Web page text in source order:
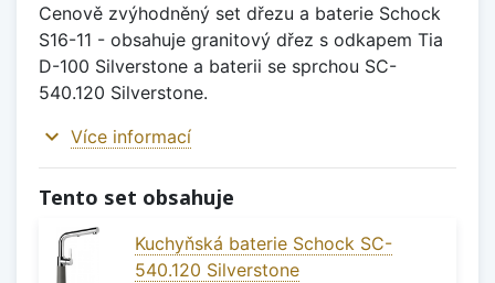
Cenově zvýhodněný set dřezu a baterie Schock
S16-11 - obsahuje granitový dřez s odkapem Tia
D-100 Silverstone a baterii se sprchou SC-
540.120 Silverstone.
expand_more Více informací
Tento set obsahuje
Kuchyňská baterie Schock SC-
540.120 Silverstone